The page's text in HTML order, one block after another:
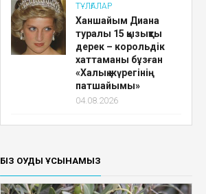
ТҰЛҒАЛАР
Ханшайым Диана
туралы 15 қызықты
дерек – корольдік
хаттаманы бұзған
«Халық жүрегінің
патшайымы»
04.08.2026
БІЗ ОҚУДЫ ҰСЫНАМЫЗ